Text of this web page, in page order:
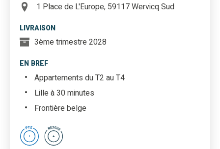
1 Place de L'Europe, 59117 Wervicq Sud
LIVRAISON
3ème trimestre 2028
EN BREF
Appartements du T2 au T4
Lille à 30 minutes
Frontière belge